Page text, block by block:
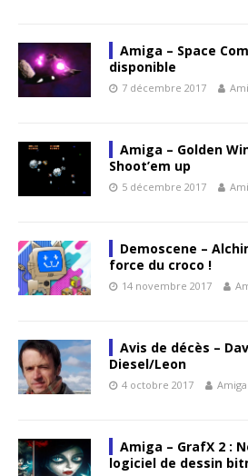
Amiga – Space
disponible
7 décembre 2017
Amiga – Golden
Shoot’em up
5 décembre 2017
Demoscene –
force du croco !
14 novembre 2017
Avis de décès –
Diesel/Leon
4 octobre 2017
Amiga – GrafX 2 :
logiciel de dessin